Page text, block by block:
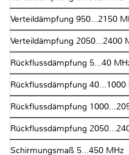
Verteildämpfung 950...2150
Verteildämpfung 2050...2400
Rückflussdämpfung 5...40
Rückflussdämpfung 40...1000
Rückflussdämpfung
Rückflussdämpfung
Schirmungsmaß 5...450 MHz